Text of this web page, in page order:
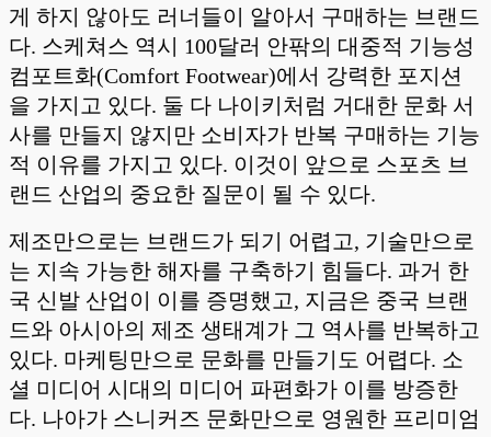
게 하지 않아도 러너들이 알아서 구매하는 브랜드
다. 스케쳐스 역시 100달러 안팎의 대중적 기능성
컴포트화(Comfort Footwear)에서 강력한 포지션
을 가지고 있다. 둘 다 나이키처럼 거대한 문화 서
사를 만들지 않지만 소비자가 반복 구매하는 기능
적 이유를 가지고 있다. 이것이 앞으로 스포츠 브
랜드 산업의 중요한 질문이 될 수 있다.
제조만으로는 브랜드가 되기 어렵고, 기술만으로
는 지속 가능한 해자를 구축하기 힘들다. 과거 한
국 신발 산업이 이를 증명했고, 지금은 중국 브랜
드와 아시아의 제조 생태계가 그 역사를 반복하고
있다. 마케팅만으로 문화를 만들기도 어렵다. 소
셜 미디어 시대의 미디어 파편화가 이를 방증한
다. 나아가 스니커즈 문화만으로 영원한 프리미엄